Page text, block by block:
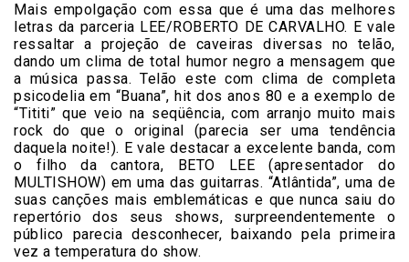
Mais empolgação com essa que é uma das melhores
letras da parceria LEE/ROBERTO DE CARVALHO. E vale
ressaltar a projeção de caveiras diversas no telão,
dando um clima de total humor negro a mensagem que
a música passa. Telão este com clima de completa
psicodelia em “Buana”, hit dos anos 80 e a exemplo de
“Tititi” que veio na seqüência, com arranjo muito mais
rock do que o original (parecia ser uma tendência
daquela noite!). E vale destacar a excelente banda, com
o filho da cantora, BETO LEE (apresentador do
MULTISHOW) em uma das guitarras. “Atlântida”, uma de
suas canções mais emblemáticas e que nunca saiu do
repertório dos seus shows, surpreendentemente o
público parecia desconhecer, baixando pela primeira
vez a temperatura do show.